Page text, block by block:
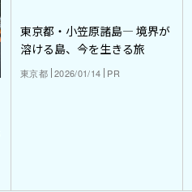
東京都・小笠原諸島― 境界が
溶ける島、今を生きる旅
東京都 2026/01/14 PR